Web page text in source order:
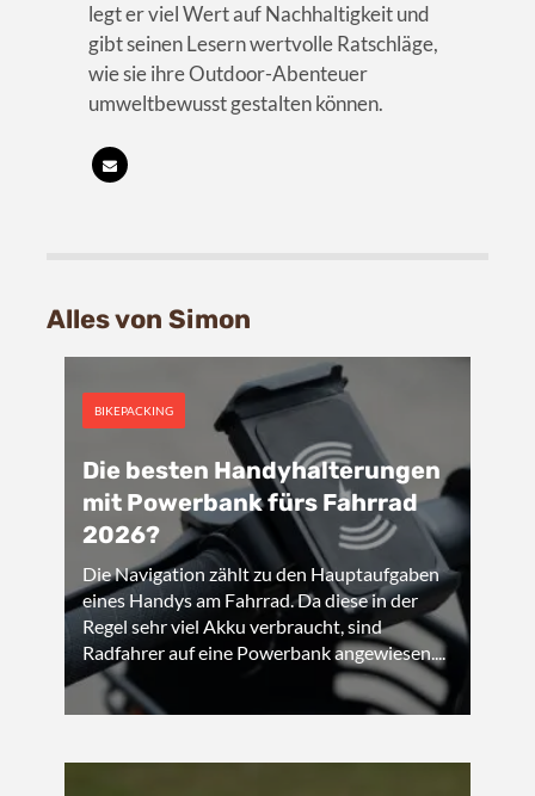
legt er viel Wert auf Nachhaltigkeit und
gibt seinen Lesern wertvolle Ratschläge,
wie sie ihre Outdoor-Abenteuer
umweltbewusst gestalten können.
Alles von Simon
BIKEPACKING
Die besten Handyhalterungen
mit Powerbank fürs Fahrrad
2026?
Die Navigation zählt zu den Hauptaufgaben
eines Handys am Fahrrad. Da diese in der
Regel sehr viel Akku verbraucht, sind
Radfahrer auf eine Powerbank angewiesen....